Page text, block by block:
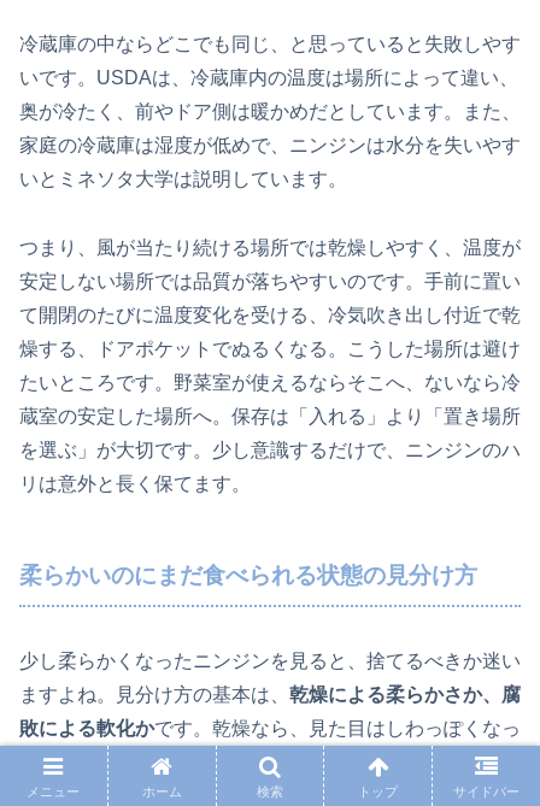
冷蔵庫の中ならどこでも同じ、と思っていると失敗しやす
いです。USDAは、冷蔵庫内の温度は場所によって違い、
奥が冷たく、前やドア側は暖かめだとしています。また、
家庭の冷蔵庫は湿度が低めで、ニンジンは水分を失いやす
いとミネソタ大学は説明しています。
つまり、風が当たり続ける場所では乾燥しやすく、温度が
安定しない場所では品質が落ちやすいのです。手前に置い
て開閉のたびに温度変化を受ける、冷気吹き出し付近で乾
燥する、ドアポケットでぬるくなる。こうした場所は避け
たいところです。野菜室が使えるならそこへ、ないなら冷
蔵室の安定した場所へ。保存は「入れる」より「置き場所
を選ぶ」が大切です。少し意識するだけで、ニンジンのハ
リは意外と長く保てます。
柔らかいのにまだ食べられる状態の見分け方
少し柔らかくなったニンジンを見ると、捨てるべきか迷い
ますよね。見分け方の基本は、 乾燥による柔らかさか、腐
敗による軟化かです。乾燥なら、見た目はしわっぽくなっ
ても、異臭やぬめりがなく、中身は色も大きく崩れていな
いことが多いです。UC Davisでも、乾燥によってしお
メニュー ホーム 検索 トップ サイドバー